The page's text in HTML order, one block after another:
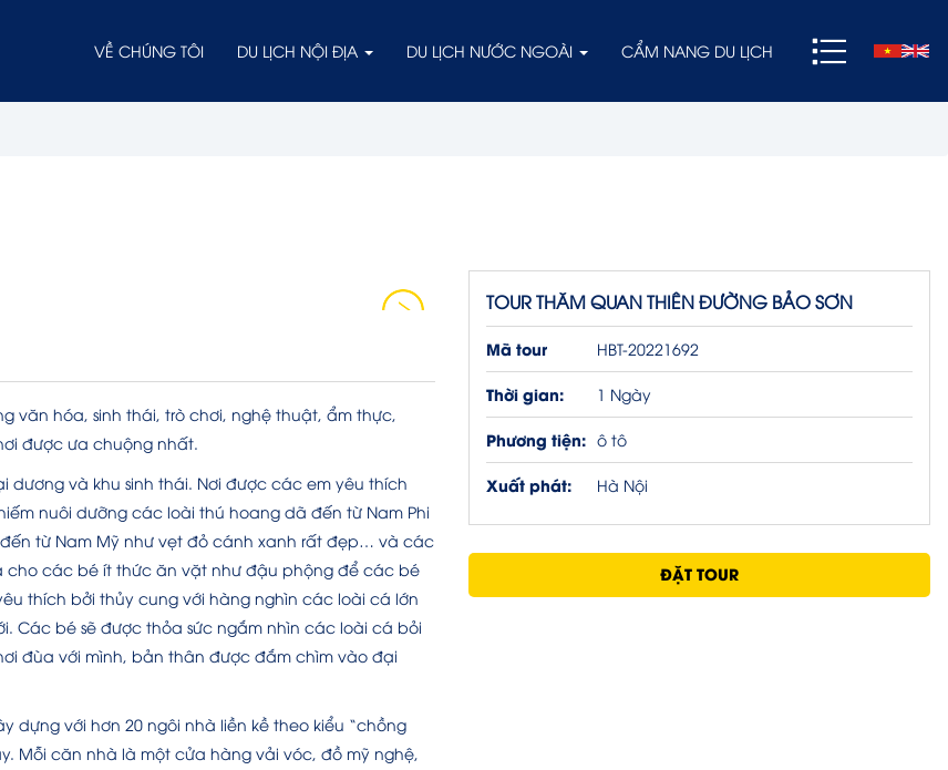
VỀ CHÚNG TÔI DU LỊCH NỘI ĐỊA DU LỊCH NƯỚC NGOÀI CẨM NANG DU LỊCH
văn hóa, sinh thái, trò chơi, nghệ thuật, ẩm thực,
được ưa chuộng nhất.
và khu sinh thái. Nơi được các em yêu thích
nuôi dưỡng các loài thú hoang dã đến từ Nam Phi
từ Nam Mỹ như vẹt đỏ cánh xanh rất đẹp… và các
cho các bé ít thức ăn vặt như đậu phộng để các bé
thích bởi thủy cung với hàng nghìn các loài cá lớn
Các bé sẽ được thỏa sức ngắm nhìn các loài cá bỏi
đùa với mình, bản thân được đắm chìm vào đại
dựng với hơn 20 ngôi nhà liền kề theo kiểu “chồng
Mỗi căn nhà là một cửa hàng vải vóc, đồ mỹ nghệ,
TOUR THĂM QUAN THIÊN ĐƯỜNG BẢO SƠN
Mã tour HBT-20221692
Thời gian: 1 Ngày
Phương tiện: ô tô
Xuất phát: Hà Nội
ĐẶT TOUR